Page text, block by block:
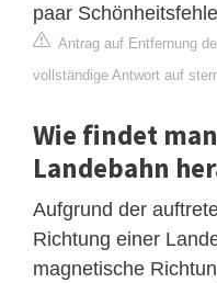
paar
Antrag auf Entfernung
vollständige Antwort auf
Wie findet
Landebahn
Aufgrund der
Richtung einer
magnetische